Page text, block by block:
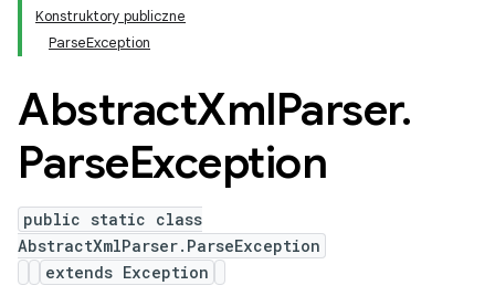
Konstruktory publiczne
ParseException
AbstractXmlParser.
ParseException
public static class
AbstractXmlParser.ParseException
extends Exception